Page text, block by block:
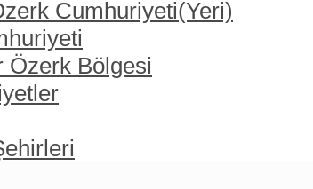
Cumhuriyeti(Yeri)
Özerk Bölgesi